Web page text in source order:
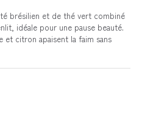
brésilien et de thé vert combiné
idéale pour une pause beauté.
et citron apaisent la faim sans